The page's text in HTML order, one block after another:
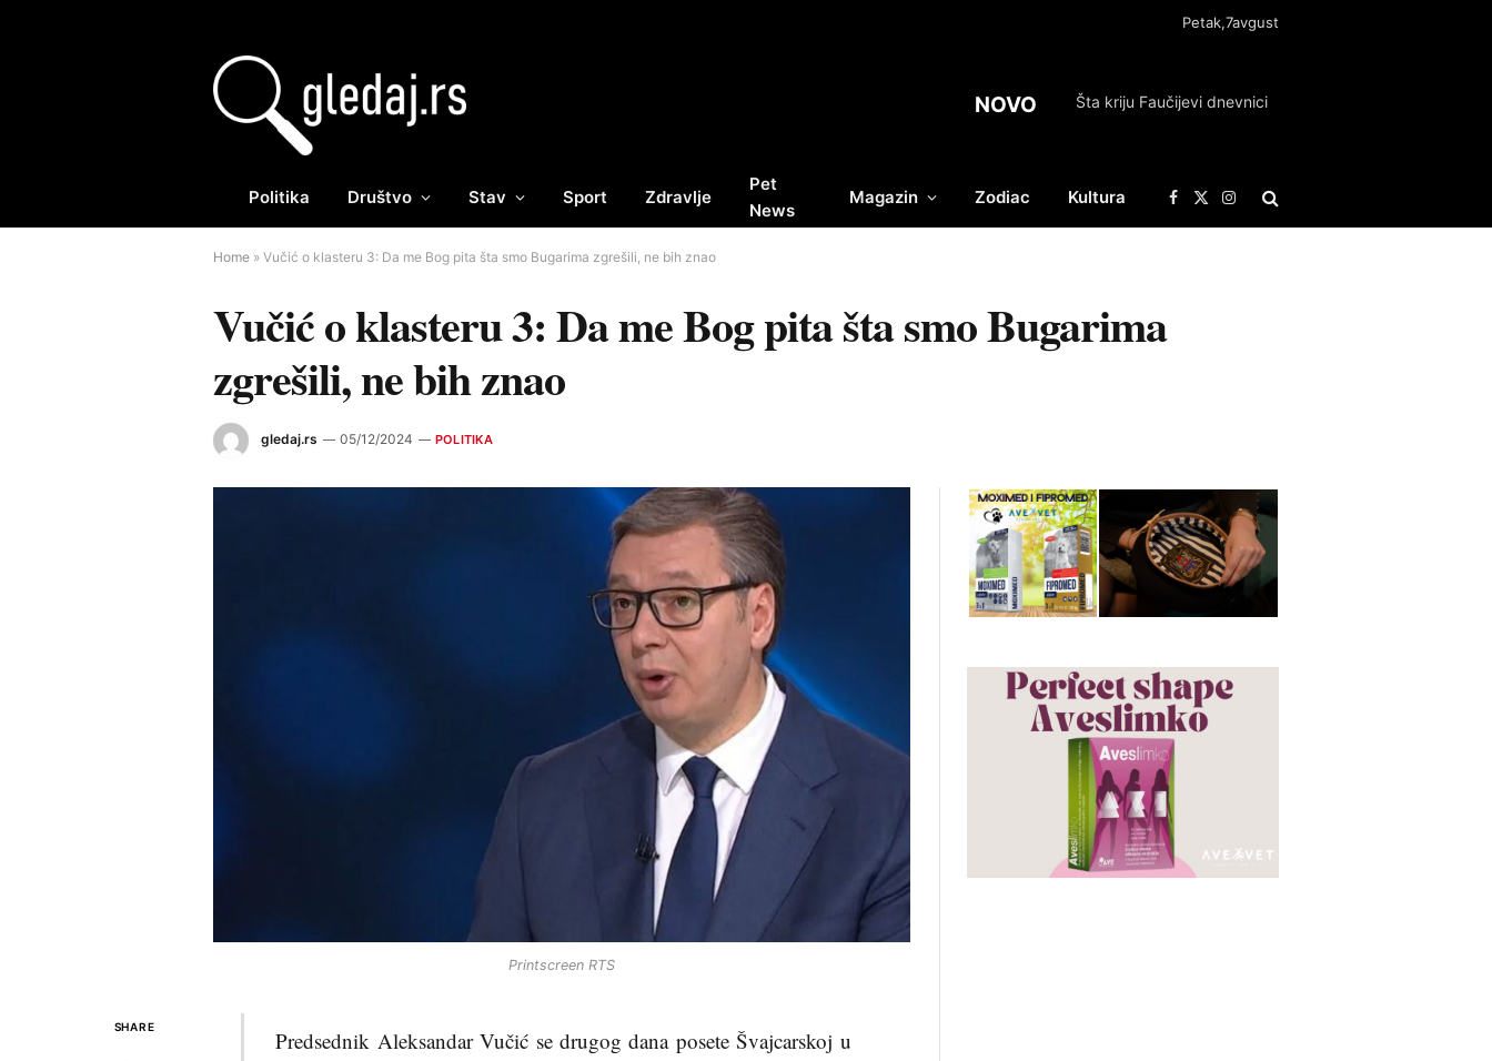
Petak,7avgust
NOVO Šta kriju Faučijevi dnevnici
Politika Društvo Stav Sport Zdravlje
Pet
News
Magazin Zodiac Kultura Facebook
X
(Twitter)
Instagram
Home » Vučić o klasteru 3: Da me Bog pita šta smo Bugarima zgrešili, ne bih znao
Vučić o klasteru 3: Da me Bog pita šta smo Bugarima
zgrešili, ne bih znao
gledaj.rs 05/12/2024 POLITIKA
Printscreen RTS
SHARE
Predsednik Aleksandar Vučić se drugog dana posete Švajcarskoj u